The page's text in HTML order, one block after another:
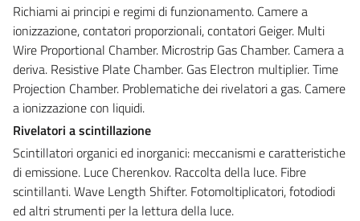
Richiami ai principi e regimi di funzionamento. Camere a
ionizzazione, contatori proporzionali, contatori Geiger. Multi
Wire Proportional Chamber. Microstrip Gas Chamber. Camera a
deriva. Resistive Plate Chamber. Gas Electron multiplier. Time
Projection Chamber. Problematiche dei rivelatori a gas. Camere
a ionizzazione con liquidi.
Rivelatori a scintillazione
Scintillatori organici ed inorganici: meccanismi e caratteristiche
di emissione. Luce Cherenkov. Raccolta della luce. Fibre
scintillanti. Wave Length Shifter. Fotomoltiplicatori, fotodiodi
ed altri strumenti per la lettura della luce.